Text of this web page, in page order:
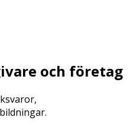
och företag